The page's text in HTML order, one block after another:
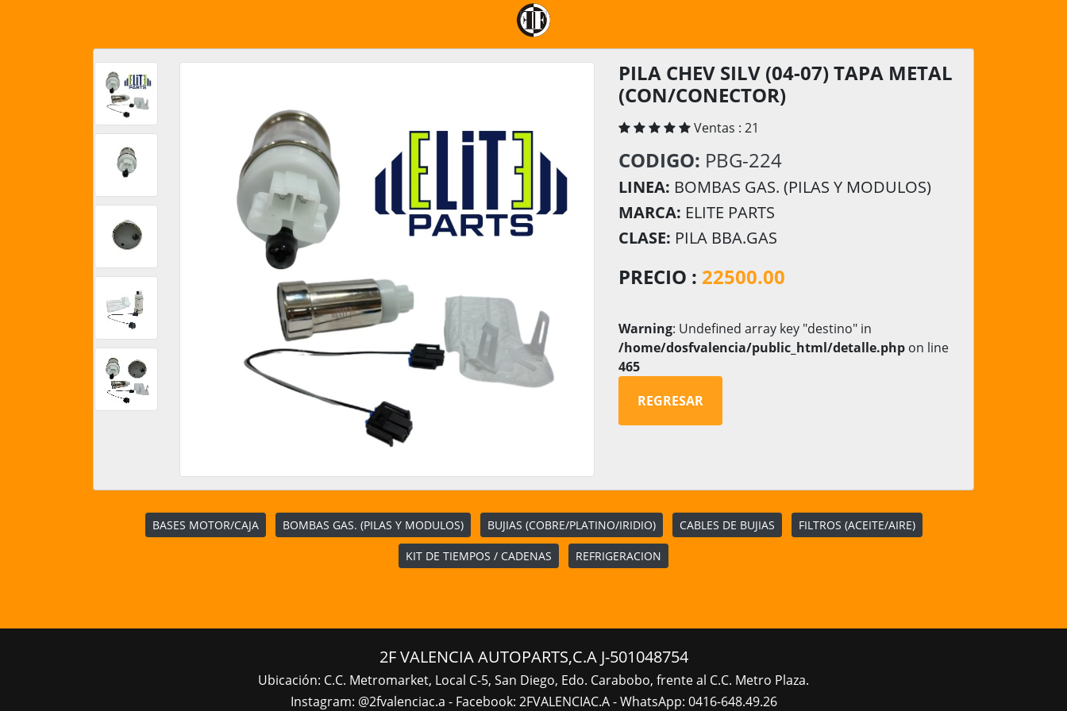
PILA CHEV SILV (04-07) TAPA METAL
(CON/CONECTOR)
Ventas : 21
CODIGO: PBG-224
LINEA: BOMBAS GAS. (PILAS Y MODULOS)
MARCA: ELITE PARTS
CLASE: PILA BBA.GAS
PRECIO : 22500.00
Warning: Undefined array key "destino" in
/home/dosfvalencia/public_html/detalle.php on line
465
REGRESAR
BASES MOTOR/CAJA BOMBAS GAS. (PILAS Y MODULOS) BUJIAS (COBRE/PLATINO/IRIDIO) CABLES DE BUJIAS FILTROS (ACEITE/AIRE)
KIT DE TIEMPOS / CADENAS REFRIGERACION
2F VALENCIA AUTOPARTS,C.A J-501048754
Ubicación: C.C. Metromarket, Local C-5, San Diego, Edo. Carabobo, frente al C.C. Metro Plaza.
Instagram: @2fvalenciac.a - Facebook: 2FVALENCIAC.A - WhatsApp: 0416-648.49.26